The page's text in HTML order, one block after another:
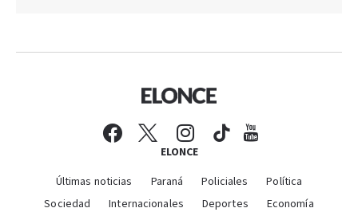
ELONCE
Últimas noticias Paraná Policiales
Política
Sociedad
Internacionales Deportes
Economía